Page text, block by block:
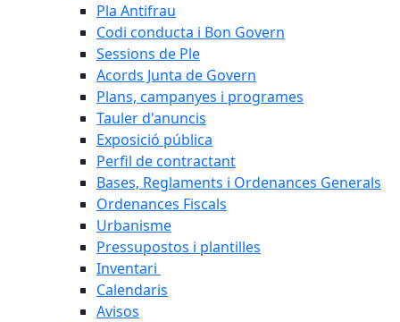
Pla Antifrau
Codi conducta i Bon Govern
Sessions de Ple
Acords Junta de Govern
Plans, campanyes i programes
Tauler d'anuncis
Exposició pública
Perfil de contractant
Bases, Reglaments i Ordenances Generals
Ordenances Fiscals
Urbanisme
Pressupostos i plantilles
Inventari
Calendaris
Avisos